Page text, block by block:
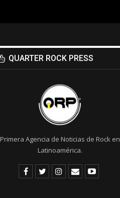
QUARTER ROCK PRESS
Primera Agencia de Noticias de Rock en
Latinoamérica.